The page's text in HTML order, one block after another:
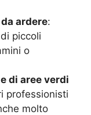
ardere:
piccoli
o
di aree verdi
professionisti
molto